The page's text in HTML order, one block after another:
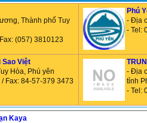
Thành phố Tuy
(057) 3810123
Phú
- Địa
- Tel:
Sao Việt
Hòa, Phú yên
Fax: 84-57-379 3473
- Địa
tỉnh
- Tel:
Kaya